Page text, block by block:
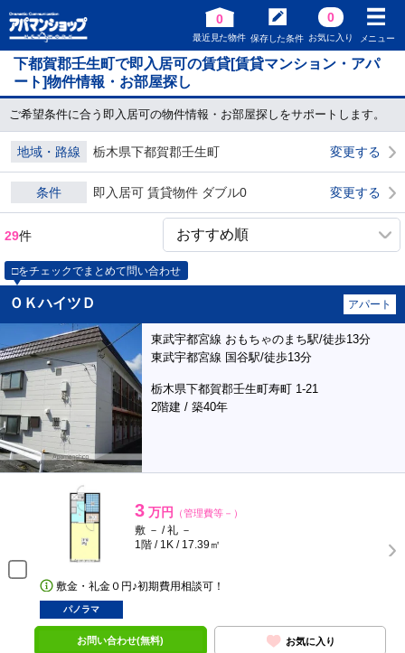
0
最近見た物件 保存した条件
0
お気に入り メニュー
下都賀郡壬生町で即入居可の賃貸[賃貸マンション・アパ
ート]物件情報・お部屋探し
ご希望条件に合う即入居可の物件情報・お部屋探しをサポートします。
地域・路線 栃木県下都賀郡壬生町 変更する
条件 即入居可 賃貸物件 ダブル0 変更する
29件
□をチェックでまとめて問い合わせ
ＯＫハイツＤ アパート
東武宇都宮線 おもちゃのまち駅/徒歩13分
東武宇都宮線 国谷駅/徒歩13分
栃木県下都賀郡壬生町寿町 1-21
2階建 / 築40年
3 万円 （管理費等－）
敷 － / 礼 －
1階 / 1K / 17.39㎡
敷金・礼金０円♪初期費用相談可！
パノラマ
お問い合わせ(無料) お気に入り